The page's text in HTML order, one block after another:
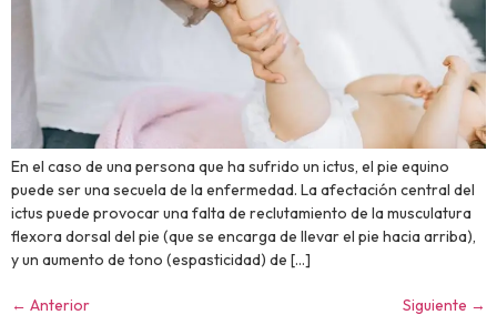
En el caso de una persona que ha sufrido un ictus, el pie equino
puede ser una secuela de la enfermedad. La afectación central del
ictus puede provocar una falta de reclutamiento de la musculatura
flexora dorsal del pie (que se encarga de llevar el pie hacia arriba),
y un aumento de tono (espasticidad) de […]
← Anterior Siguiente →